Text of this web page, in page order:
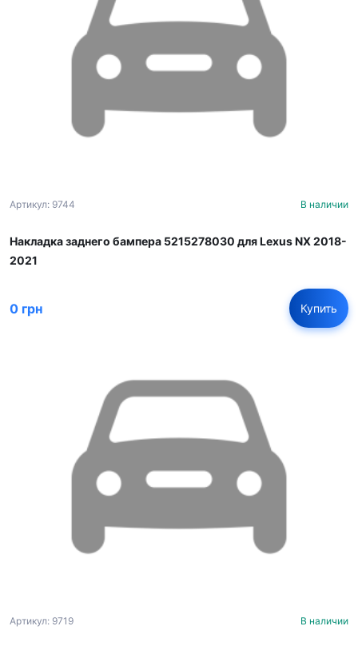
Артикул: 9744 В наличии
Накладка заднего бампера 5215278030 для Lexus NX 2018-
2021
0 грн Купить
Артикул: 9719 В наличии